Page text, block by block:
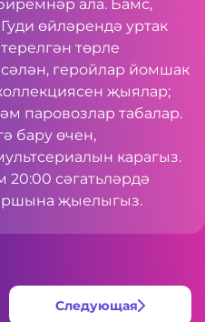
ала. Бамс,
өйләрендә уртак
төрле
геройлар йомшак
җыялар;
паровозлар табалар.
бару өчен,
карагыз.
сәгатьләрдә
җыелыгыз.
Следующая